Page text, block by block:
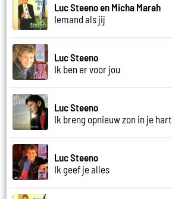
Luc Steeno en Micha Marah
Iemand als jij
Luc Steeno
Ik ben er voor jou
Luc Steeno
Ik breng opnieuw zon in je hart
Luc Steeno
Ik geef je alles